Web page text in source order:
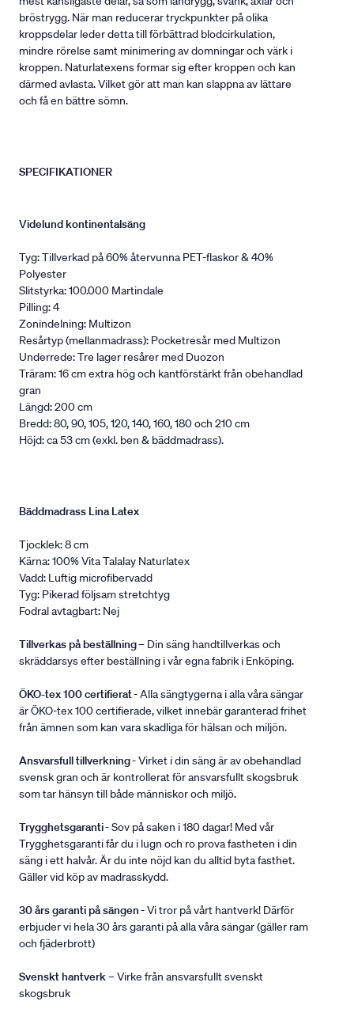
bröstrygg. När man reducerar tryckpunkter på olika
kroppsdelar leder detta till förbättrad blodcirkulation,
mindre rörelse samt minimering av domningar och värk i
kroppen. Naturlatexens formar sig efter kroppen och kan
därmed avlasta. Vilket gör att man kan slappna av lättare
och få en bättre sömn.
SPECIFIKATIONER
Videlund kontinentalsäng
Tyg: Tillverkad på 60% återvunna PET-flaskor & 40%
Polyester
Slitstyrka: 100.000 Martindale
Pilling: 4
Zonindelning: Multizon
Resårtyp (mellanmadrass): Pocketresår med Multizon
Underrede: Tre lager resårer med Duozon
Träram: 16 cm extra hög och kantförstärkt från obehandlad
gran
Längd: 200 cm
Bredd: 80, 90, 105, 120, 140, 160, 180 och 210 cm
Höjd: ca 53 cm (exkl. ben & bäddmadrass).
Bäddmadrass Lina Latex
Tjocklek: 8 cm
Kärna: 100% Vita Talalay Naturlatex
Vadd: Luftig microfibervadd
Tyg: Pikerad följsam stretchtyg
Fodral avtagbart: Nej
Tillverkas på beställning– Din säng handtillverkas och
skräddarsys efter beställning i vår egna fabrik i Enköping.
ÖKO-tex 100 certifierat- Alla sängtygerna i alla våra sängar
är ÖKO-tex 100 certifierade, vilket innebär garanterad frihet
från ämnen som kan vara skadliga för hälsan och miljön.
Ansvarsfull tillverkning- Virket i din säng är av obehandlad
svensk gran och är kontrollerat för ansvarsfullt skogsbruk
som tar hänsyn till både människor och miljö.
Trygghetsgaranti- Sov på saken i 180 dagar! Med vår
Trygghetsgaranti får du i lugn och ro prova fastheten i din
säng i ett halvår. Är du inte nöjd kan du alltid byta fasthet.
Gäller vid köp av madrasskydd.
30 års garanti på sängen- Vi tror på vårt hantverk! Därför
erbjuder vi hela 30 års garanti på alla våra sängar (gäller ram
och fjäderbrott)
Svenskt hantverk– Virke från ansvarsfullt svenskt
skogsbruk